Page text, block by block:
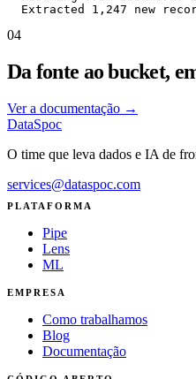
Extracted 1,247 new
04
Da fonte ao bucket,
Ver a documentação →
DataSpoc
O time que leva dados e IA de
services@dataspoc.com
PLATAFORMA
Pipe
Lens
ML
EMPRESA
Como trabalhamos
Blog
Documentação